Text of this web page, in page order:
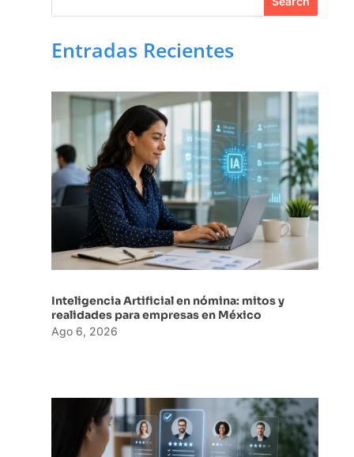
Entradas Recientes
Inteligencia Artificial en nómina: mitos y
realidades para empresas en México
Ago 6, 2026